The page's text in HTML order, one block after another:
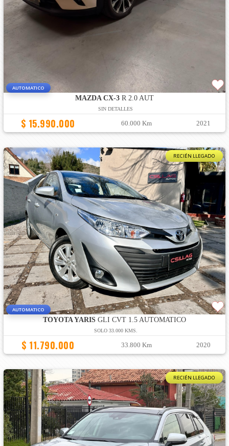
AUTOMATICO
MAZDA CX-3R 2.0 AUT
SIN DETALLES
$ 15.990.000 60.000 Km 2021
RECIÉN LLEGADO
AUTOMATICO
TOYOTA YARISGLI CVT 1.5 AUTOMATICO
SOLO 33.000 KMS.
$ 11.790.000 33.800 Km 2020
RECIÉN LLEGADO